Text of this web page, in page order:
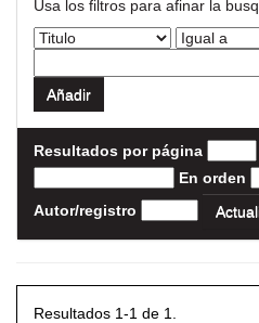
Usa los filtros para afinar la
Resultados por página
En orden
Autor/registro
Resultados 1-1 de 1.